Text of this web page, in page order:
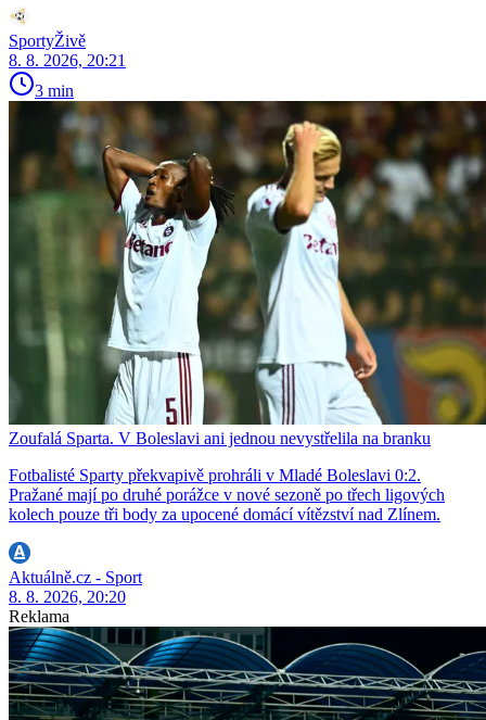
SportyŽivě
8. 8. 2026, 20:21
3 min
Zoufalá Sparta. V Boleslavi ani jednou nevystřelila na branku
Fotbalisté Sparty překvapivě prohráli v Mladé Boleslavi 0:2.
Pražané mají po druhé porážce v nové sezoně po třech ligových
kolech pouze tři body za upocené domácí vítězství nad Zlínem.
Aktuálně.cz - Sport
8. 8. 2026, 20:20
Reklama